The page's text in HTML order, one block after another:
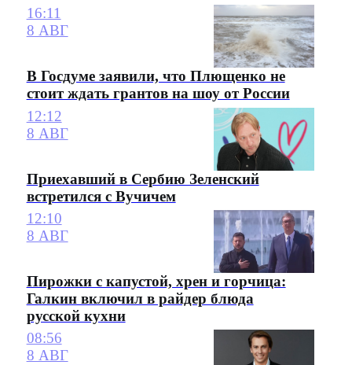
16:11
8 АВГ
В Госдуме заявили, что Плющенко не
стоит ждать грантов на шоу от России
12:12
8 АВГ
Приехавший в Сербию Зеленский
встретился с Вучичем
12:10
8 АВГ
Пирожки с капустой, хрен и горчица:
Галкин включил в райдер блюда
русской кухни
08:56
8 АВГ